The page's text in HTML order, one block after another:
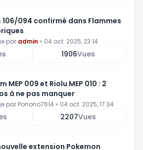
106/094 confirmé dans Flammes
par admin » 04 oct. 2025, 23:14
1906Vues
MEP 009 et Riolu MEP 010 : 2
à ne pas manquer
par Ponono7614 » 04 oct. 2025, 17:34
2207Vues
extension Pokemon